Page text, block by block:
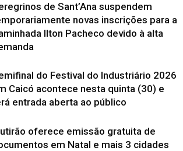
de Sant’Ana suspendem
novas inscrições para a
Ilton Pacheco devido à alta
do Festival do Industriário 2026
Caicó acontece nesta quinta (30) e
entrada aberta ao público
oferece emissão gratuita de
em Natal e mais 3 cidades